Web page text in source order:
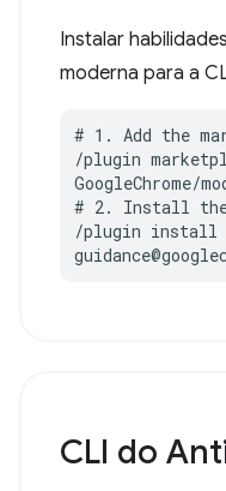
Instalar
moderna para a
# 1. Add the
/plugin
GoogleChrome/
# 2. Install
/plugin install
CLI do